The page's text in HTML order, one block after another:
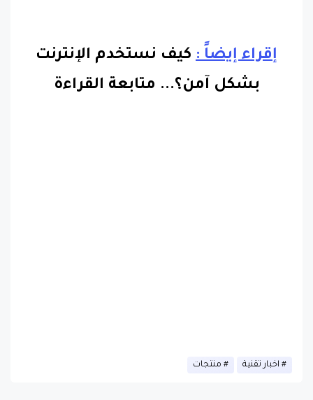
إقراء إيضاً : كيف نستخدم الإنترنت
بشكل آمن؟... متابعة القراءة
اخبار تقنية منتجات